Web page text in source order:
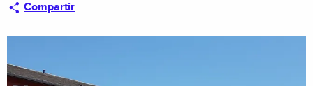
Compartir